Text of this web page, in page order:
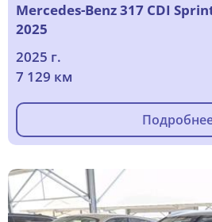
Mercedes-Benz 317 CDI
2025
2025 г.
7 129 км